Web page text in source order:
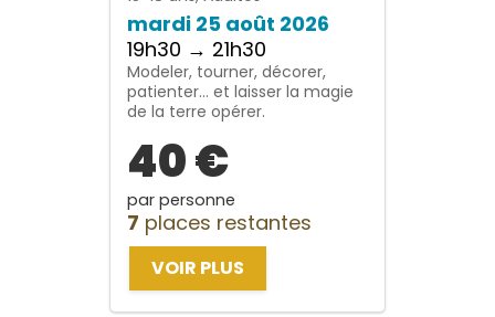
mardi 25 août 2026
19h30 → 21h30
Modeler, tourner, décorer,
patienter… et laisser la magie
de la terre opérer.
40 €
par personne
7 places restantes
VOIR PLUS